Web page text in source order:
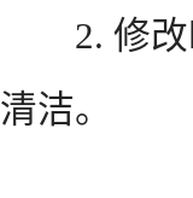
2. 修改
清洁。